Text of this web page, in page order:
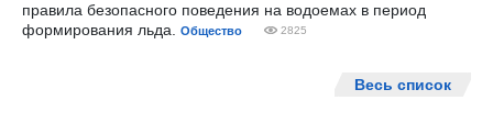
правила безопасного поведения на водоемах в период
формирования льда.
Общество 2825
Весь список